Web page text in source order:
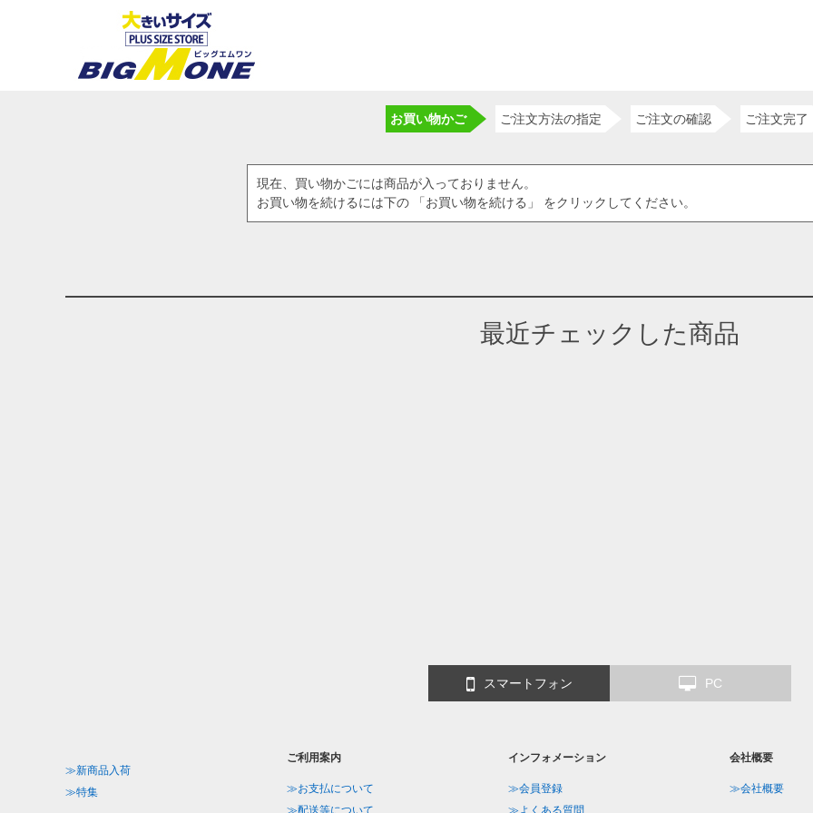
お買い物かご ご注文方法の指定 ご注文の確認 ご注文完了
現在、買い物かごには商品が入っておりません。
お買い物を続けるには下の 「お買い物を続ける」 をクリックしてください。
最近チェックした商品
スマートフォン PC
≫新商品入荷
≫特集
ご利用案内
≫お支払について
≫配送等について
インフォメーション
≫会員登録
≫よくある質問
会社概要
≫会社概要